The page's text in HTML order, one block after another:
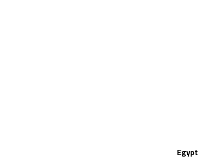
Egypt